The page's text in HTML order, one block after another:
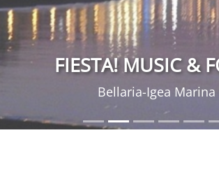
FIESTA! MUSIC &
Bellaria-Igea Marina